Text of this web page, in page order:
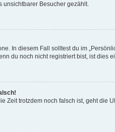
unsichtbarer Besucher gezählt.
In diesem Fall solltest du im
du noch nicht registriert bist, ist dies
trotzdem noch falsch ist, geht die